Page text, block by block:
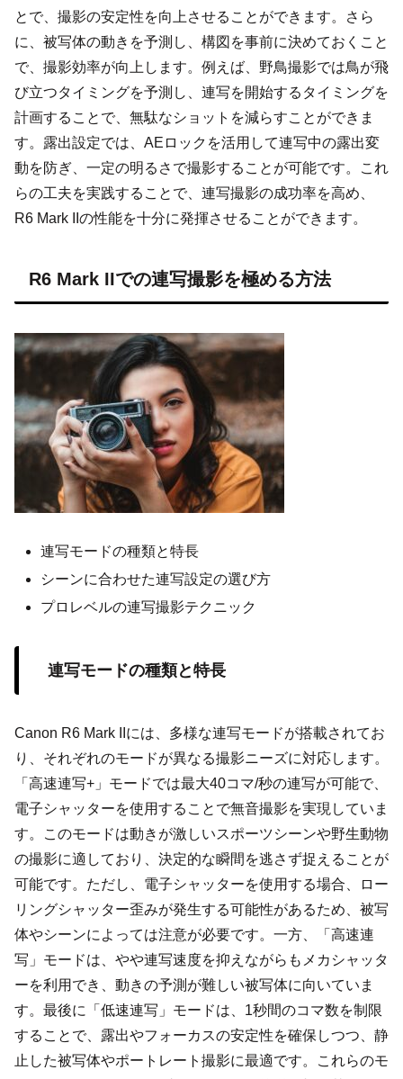
とで、撮影の安定性を向上させることができます。さら
に、被写体の動きを予測し、構図を事前に決めておくこと
で、撮影効率が向上します。例えば、野鳥撮影では鳥が飛
び立つタイミングを予測し、連写を開始するタイミングを
計画することで、無駄なショットを減らすことができま
す。露出設定では、AEロックを活用して連写中の露出変
動を防ぎ、一定の明るさで撮影することが可能です。これ
らの工夫を実践することで、連写撮影の成功率を高め、
R6 Mark IIの性能を十分に発揮させることができます。
R6 Mark IIでの連写撮影を極める方法
連写モードの種類と特長
シーンに合わせた連写設定の選び方
プロレベルの連写撮影テクニック
連写モードの種類と特長
Canon R6 Mark IIには、多様な連写モードが搭載されてお
り、それぞれのモードが異なる撮影ニーズに対応します。
「高速連写+」モードでは最大40コマ/秒の連写が可能で、
電子シャッターを使用することで無音撮影を実現していま
す。このモードは動きが激しいスポーツシーンや野生動物
の撮影に適しており、決定的な瞬間を逃さず捉えることが
可能です。ただし、電子シャッターを使用する場合、ロー
リングシャッター歪みが発生する可能性があるため、被写
体やシーンによっては注意が必要です。一方、「高速連
写」モードは、やや連写速度を抑えながらもメカシャッタ
ーを利用でき、動きの予測が難しい被写体に向いていま
す。最後に「低速連写」モードは、1秒間のコマ数を制限
することで、露出やフォーカスの安定性を確保しつつ、静
止した被写体やポートレート撮影に最適です。これらのモ